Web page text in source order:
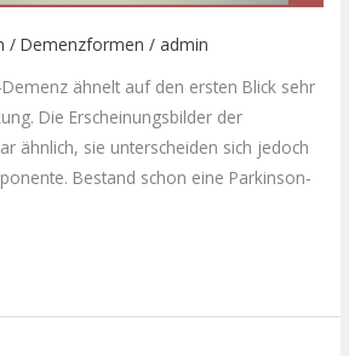
/Demenzformen / admin
ähnelt auf den ersten Blick sehr
Die Erscheinungsbilder der
ähnlich, sie unterscheiden sich jedoch
Bestand schon eine Parkinson-